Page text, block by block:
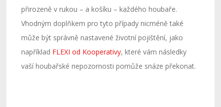
přirozeně v rukou – a košíku – každého houbaře.
Vhodným doplňkem pro tyto případy nicméně také
může být správně nastavené životní pojištění, jako
například FLEXI od Kooperativy, které vám následky
vaší houbařské nepozornosti pomůže snáze překonat.